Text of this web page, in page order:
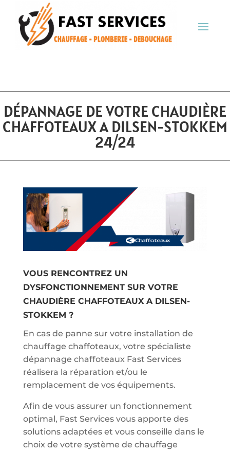
DÉPANNAGE DE VOTRE CHAUDIÈRE
CHAFFOTEAUX A DILSEN-STOKKEM
24/24
VOUS RENCONTREZ UN
DYSFONCTIONNEMENT SUR VOTRE
CHAUDIÈRE CHAFFOTEAUX A DILSEN-
STOKKEM ?
En cas de panne sur votre installation de
chauffage chaffoteaux, votre spécialiste
dépannage chaffoteaux Fast Services
réalisera la réparation et/ou le
remplacement de vos équipements.
Afin de vous assurer un fonctionnement
optimal, Fast Services vous apporte des
solutions adaptées et vous conseille dans le
choix de votre système de chauffage